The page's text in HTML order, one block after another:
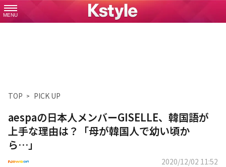
MENU
TOP PICK UP
aespaの日本人メンバーGISELLE、韓国語が
上手な理由は？「母が韓国人で幼い頃か
ら…」
2020/12/02 11:52